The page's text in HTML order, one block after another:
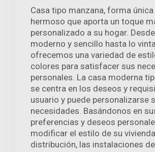
Casa tipo manzana, forma
hermoso que aporta un toque
personalizado a su hogar.
moderno y sencillo hasta lo
ofrecemos una variedad de
colores para satisfacer sus
personales. La casa moderna
se centra en los deseos y
usuario y puede personalizarse
necesidades. Basándonos en
preferencias y deseos
modificar el estilo de su
distribución, las instalaciones